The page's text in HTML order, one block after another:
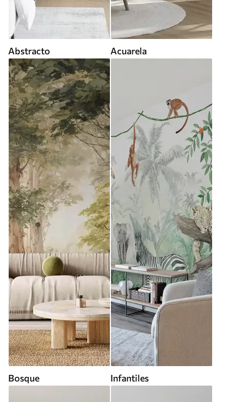
Abstracto Acuarela
Bosque Infantiles